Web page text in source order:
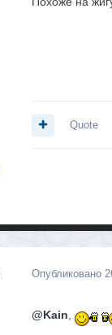
Quote
Опубликовано
@Kain